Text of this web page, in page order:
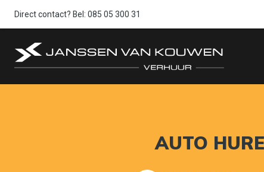
Direct contact? Bel: 085 05 300 31
AUTO